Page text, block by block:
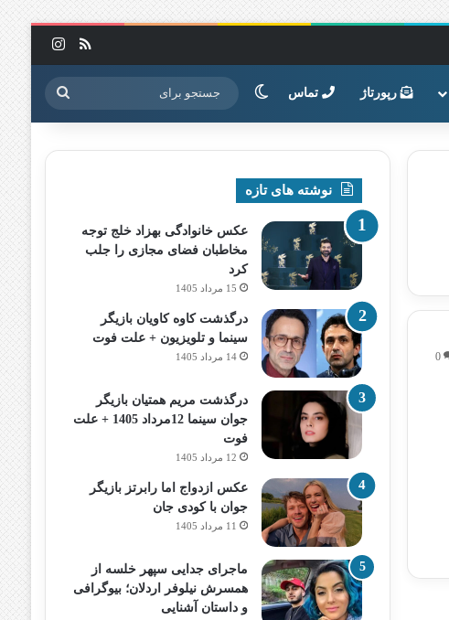
خوراک
رپورتاژ تماس تغییر پوسته جستجو
برای
0
نوشته های تازه
عکس خانوادگی بهزاد خلج توجه
مخاطبان فضای مجازی را جلب
کرد
15 مرداد 1405
درگذشت کاوه کاویان بازیگر
سینما و تلویزیون + علت فوت
14 مرداد 1405
درگذشت مریم همتیان بازیگر
جوان سینما 12مرداد 1405 + علت
فوت
12 مرداد 1405
عکس ازدواج اما رابرتز بازیگر
جوان با کودی جان
11 مرداد 1405
ماجرای جدایی سپهر خلسه از
همسرش نیلوفر اردلان؛ بیوگرافی
و داستان آشنایی